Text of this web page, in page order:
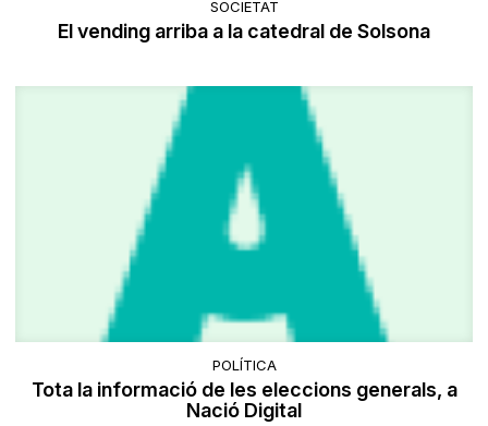
SOCIETAT
El vending arriba a la catedral de Solsona
POLÍTICA
Tota la informació de les eleccions generals, a
Nació Digital